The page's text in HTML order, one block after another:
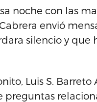
noche con las
envió
silencio y que
Luis S.
preguntas